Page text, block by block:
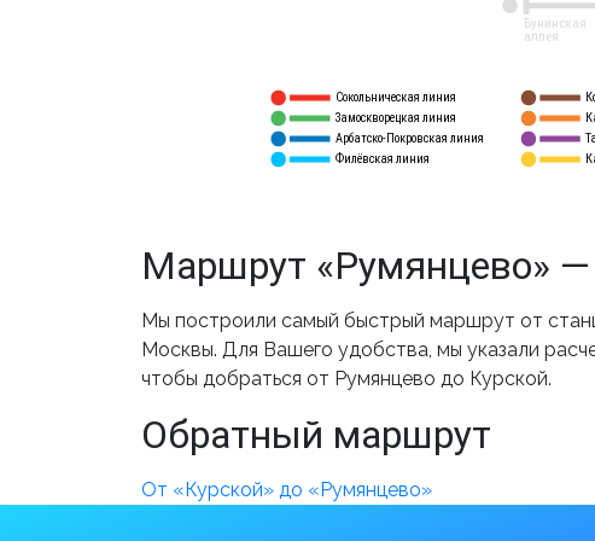
Сокольническая линия
Замоскворецкая линия
Арбатско-Покровская линия
Филёвская линия
Бунинская
аллея
Маршрут «Румянцево» —
Мы построили самый быстрый маршрут от
Москвы. Для Вашего удобства, мы указали
чтобы добраться от Румянцево до Курской.
Обратный маршрут
От «Курской» до «Румянцево»